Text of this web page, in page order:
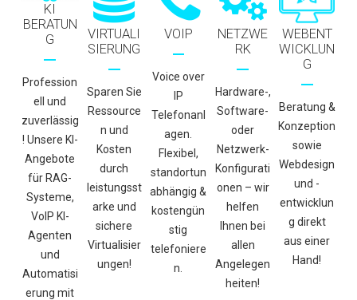
KI
BERATUN
G
Profession
ell und
zuverlässig
! Unsere KI-
Angebote
für RAG-
Systeme,
VoIP KI-
Agenten
und
Automatisi
erung mit
VIRTUALI
SIERUNG
Sparen Sie
Ressource
n und
Kosten
durch
leistungsst
arke und
sichere
Virtualisier
ungen!
VOIP
Voice over
IP
Telefonanl
agen.
Flexibel,
standortun
abhängig &
kostengün
stig
telefoniere
n.
NETZWE
RK
Hardware-,
Software-
oder
Netzwerk-
Konfigurati
onen – wir
helfen
Ihnen bei
allen
Angelegen
heiten!
WEBENT
WICKLUN
G
Beratung &
Konzeption
sowie
Webdesign
und -
entwicklun
g direkt
aus einer
Hand!